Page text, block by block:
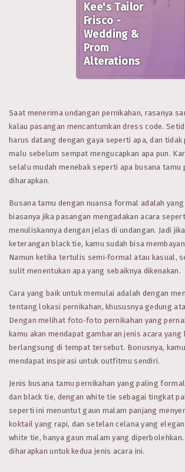
Kee's Tailor
Frisco -
Wedding &
Prom
Alterations
Saat menerima undangan pernikahan, rasanya
kalau pasangan mencantumkan dress code.
harus datang dengan gaya seperti apa, dan tidak
malu sebelum sempat mengucapkan apa pun.
selalu mudah menebak seperti apa busana tamu
diharapkan.
Busana tamu dengan nuansa formal adalah
biasanya jika pasangan mengadakan acara
menuliskannya dengan jelas di undangan. Jadi
keterangan black tie, kamu sudah bisa
Namun ketika tertulis semi‑formal atau kasual,
sulit menentukan apa yang sebaiknya dikenakan.
Cara yang baik untuk memulai adalah dengan
tentang lokasi pernikahan, khususnya gedung
Dengan melihat foto‑foto pernikahan yang
kamu akan mendapat gambaran jenis acara yang
berlangsung di tempat tersebut. Bonusnya,
mendapat inspirasi untuk outfitmu sendiri.
Jenis busana tamu pernikahan yang paling
dan black tie, dengan white tie sebagai tingkat
seperti ini menuntut gaun malam panjang
koktail yang rapi, dan setelan celana yang
white tie, hanya gaun malam yang
diharapkan untuk kedua jenis acara ini.